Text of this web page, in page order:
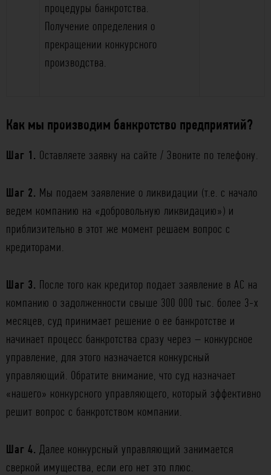
процедуры банкротства.
Получение определения о
прекращении конкурсного
производства.
Как мы производим банкротство предприятий?
Шаг 1. Оставляете заявку на сайте / Звоните по телефону.
Шаг 2. Мы подаем заявление о ликвидации (т.е. с начало
ведем компанию на «добровольную ликвидацию») и
приблизительно в этот же момент решаем вопрос с
кредиторами.
Шаг 3. После того как кредитор подает заявление в АС на
компанию о задолженности свыше 300 000 тыс. более 3-х
месяцев, суд принимает решение о ее банкротстве и
начинает процесс банкротства сразу через – конкурсное
управление, для этого назначается конкурсный
управляющий. Обратите внимание, что суд назначает
«нашего» конкурсного управляющего, который эффективно
решит вопрос с банкротством компании.
Шаг 4. Далее конкурсный управляющий занимается
сверкой имущества, если его нет это плюс.